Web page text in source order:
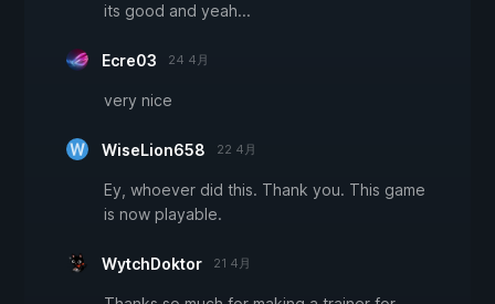
its good and yeah...
Ecre03 24 4月
very nice
WiseLion658 22 4月
Ey, whoever did this. Thank you. This game
is now playable.
WytchDoktor 21 4月